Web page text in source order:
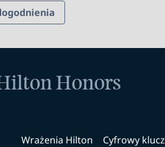
Honors
Wrażenia Hilton
Cyfrowy klucz